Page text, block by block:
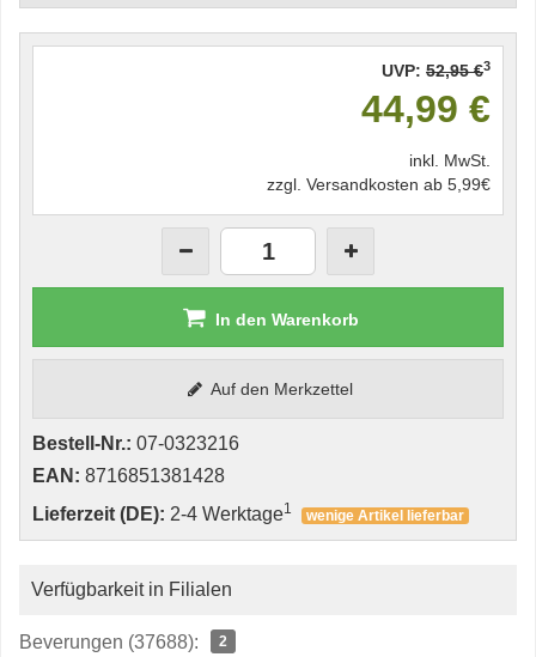
UVP: 52,95 €3
44,99 €
inkl. MwSt.
zzgl. Versandkosten ab 5,99€
In den Warenkorb
Auf den Merkzettel
Bestell-Nr.: 07-0323216
EAN: 8716851381428
Lieferzeit (DE): 2-4 Werktage1 wenige Artikel lieferbar
Verfügbarkeit in Filialen
Beverungen (37688): 2